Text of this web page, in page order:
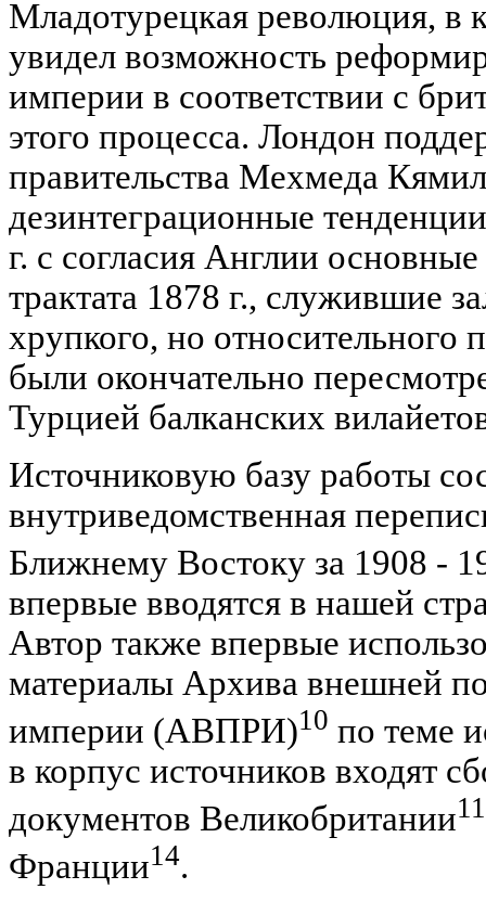
Младотурецкая революция, в
увидел возможность
империи в соответствии с
этого процесса. Лондон
правительства Мехмеда
дезинтеграционные
г. с согласия Англии
трактата 1878 г., служившие
хрупкого, но относительного
были окончательно
Турцией балканских
Источниковую базу работы
внутриведомственная
Ближнему Востоку за 1908 -
впервые вводятся в нашей
Автор также впервые
материалы Архива внешней
империи (АВПРИ)10 по теме
в корпус источников входят
документов Великобритании11
Франции14.